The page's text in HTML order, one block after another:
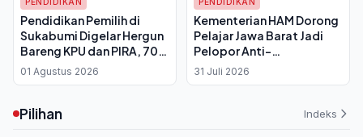
Pendidikan Pemilih di
Sukabumi Digelar Hergun
Bareng KPU dan PIRA, 70
Kader Perempuan
Dikerahkan
01 Agustus 2026
Kementerian HAM Dorong
Pelajar Jawa Barat Jadi
Pelopor Anti-
Perundungan di Sekolah
31 Juli 2026
Pilihan Indeks